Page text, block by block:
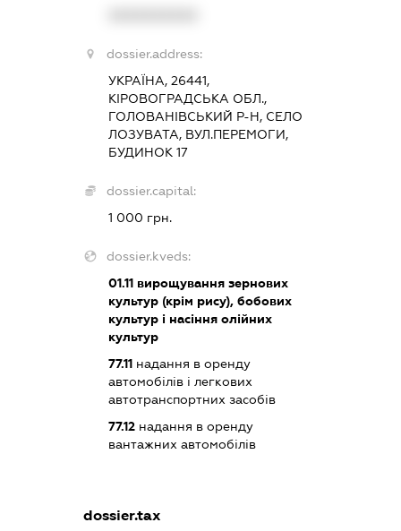
dossier.address:
УКРАЇНА, 26441,
КІРОВОГРАДСЬКА ОБЛ.,
ГОЛОВАНІВСЬКИЙ Р-Н, СЕЛО
ЛОЗУВАТА, ВУЛ.ПЕРЕМОГИ,
БУДИНОК 17
dossier.capital:
1 000 грн.
dossier.kveds:
01.11вирощування зернових
культур (крім рису), бобових
культур і насіння олійних
культур
77.11надання в оренду
автомобілів і легкових
автотранспортних засобів
77.12надання в оренду
вантажних автомобілів
dossier.tax